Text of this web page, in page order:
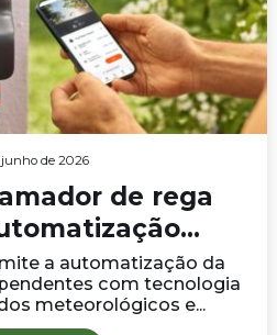
junho de 2026
de rega
a automatização da
com tecnologia
meteorológicos e...